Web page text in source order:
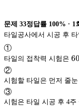
문제 33정답률 100% · 1
타일공사에서 시공 후
①
타일의 접착력 시험은
②
③
시험은 타일 시공 후 4주